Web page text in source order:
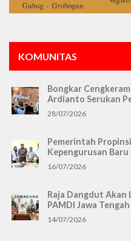
KOMUNITAS
Bongkar
Ardianto Serukan
28/07/2026
Pemerintah
Kepengurusan Baru
16/07/2026
Raja Dangdut Akan
PAMDI Jawa Tengah
14/07/2026